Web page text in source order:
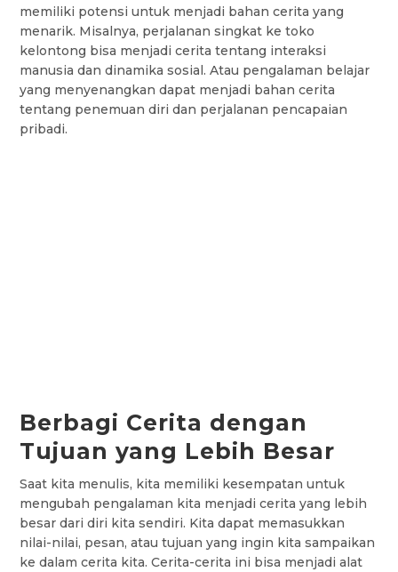
memiliki potensi untuk menjadi bahan cerita yang
menarik. Misalnya, perjalanan singkat ke toko
kelontong bisa menjadi cerita tentang interaksi
manusia dan dinamika sosial. Atau pengalaman belajar
yang menyenangkan dapat menjadi bahan cerita
tentang penemuan diri dan perjalanan pencapaian
pribadi.
Berbagi Cerita dengan
Tujuan yang Lebih Besar
Saat kita menulis, kita memiliki kesempatan untuk
mengubah pengalaman kita menjadi cerita yang lebih
besar dari diri kita sendiri. Kita dapat memasukkan
nilai-nilai, pesan, atau tujuan yang ingin kita sampaikan
ke dalam cerita kita. Cerita-cerita ini bisa menjadi alat